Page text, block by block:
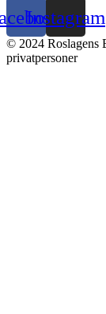
Instagram
© 2024 Roslagens
privatpersoner